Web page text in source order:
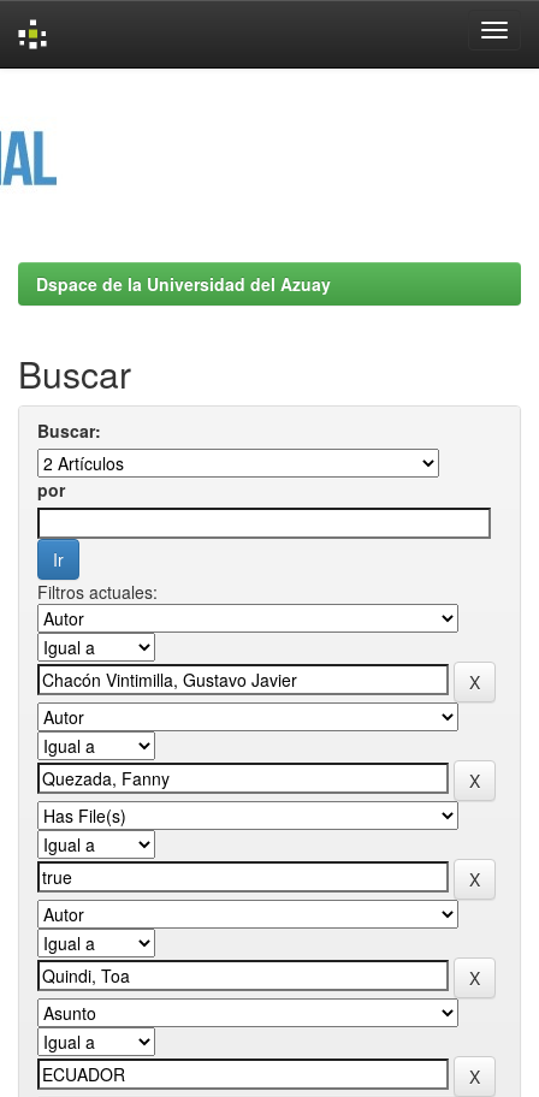
Dspace de la Universidad del Azuay
Buscar
Buscar:
por
Filtros actuales: